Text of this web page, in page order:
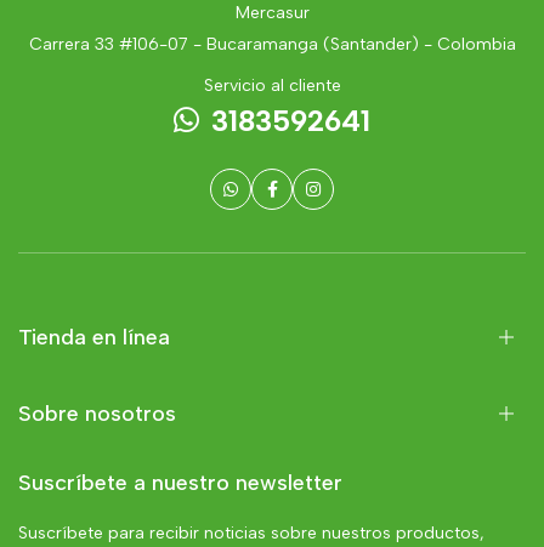
Mercasur
Carrera 33 #106-07 - Bucaramanga (Santander) - Colombia
Servicio al cliente
3183592641
Tienda en línea
Sobre nosotros
Suscríbete a nuestro newsletter
Suscríbete para recibir noticias sobre nuestros productos,